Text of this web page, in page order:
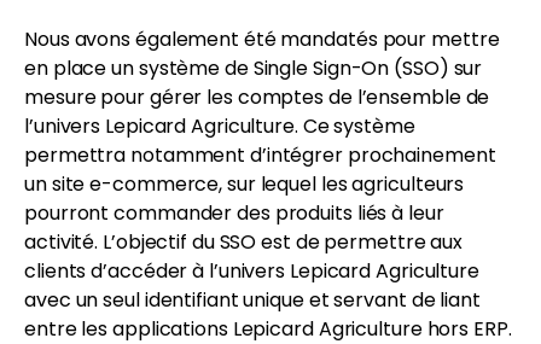
Nous avons également été mandatés pour mettre
en place un système de Single Sign-On (SSO) sur
mesure pour gérer les comptes de l’ensemble de
l’univers Lepicard Agriculture. Ce système
permettra notamment d’intégrer prochainement
un site e-commerce, sur lequel les agriculteurs
pourront commander des produits liés à leur
activité. L’objectif du SSO est de permettre aux
clients d’accéder à l’univers Lepicard Agriculture
avec un seul identifiant unique et servant de liant
entre les applications Lepicard Agriculture hors ERP.